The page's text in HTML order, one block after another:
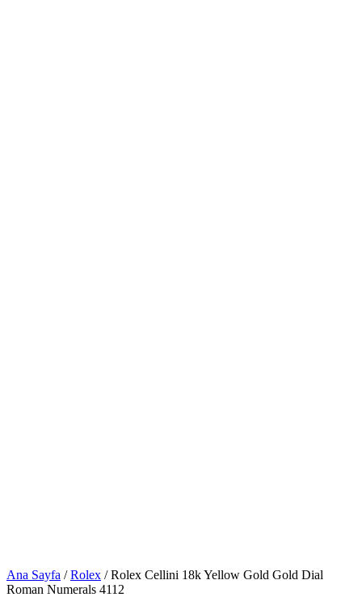
Ana Sayfa /Rolex / Rolex Cellini 18k Yellow Gold Gold Dial
Roman Numerals 4112